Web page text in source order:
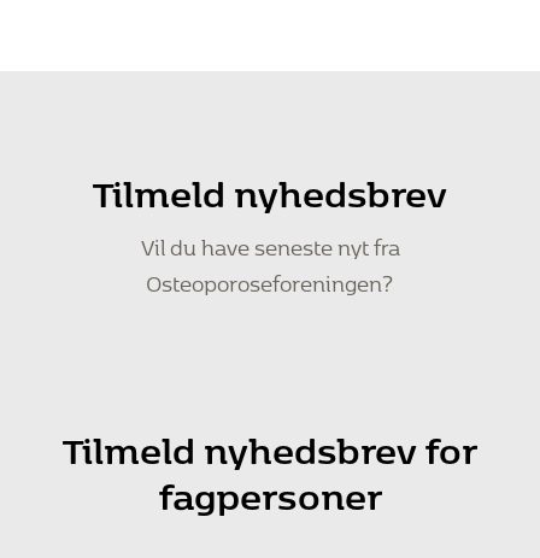
Tilmeld nyhedsbrev
Vil du have seneste nyt fra
Osteoporoseforeningen?